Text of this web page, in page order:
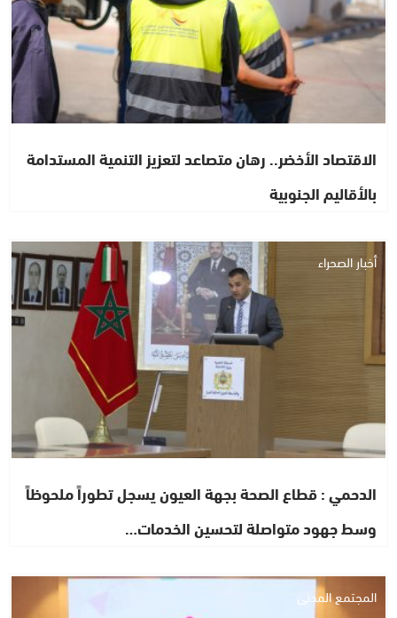
الاقتصاد الأخضر.. رهان متصاعد لتعزيز التنمية المستدامة
بالأقاليم الجنوبية
أخبار الصحراء
الدحمي : قطاع الصحة بجهة العيون يسجل تطوراً ملحوظاً
وسط جهود متواصلة لتحسين الخدمات…
المجتمع المدني